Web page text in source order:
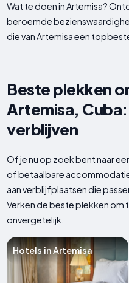
Wat te doen in Artemisa?
beroemde
die van Artemisa een
Beste plekken
Artemisa,
verblijven
Of je nu op zoek bent naar
of betaalbare
aan verblijfplaatsen die
Verken de beste plekken om
onvergetelijk.
Hotels in Artemisa